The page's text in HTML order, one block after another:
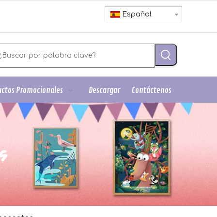
Español
Promocionales Descargar Contáctenos